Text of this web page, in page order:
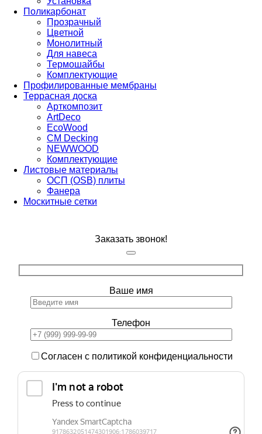
Поликарбонат
Прозрачный
Цветной
Монолитный
Для навеса
Термошайбы
Комплектующие
Профилированные мембраны
Террасная доска
Арткомпозит
ArtDeco
EcoWood
CM Decking
NEWWOOD
Комплектующие
Листовые материалы
ОСП (OSB) плиты
Фанера
Москитные сетки
Заказать звонок!
Ваше имя
Телефон
Согласен с политикой конфиденциальности